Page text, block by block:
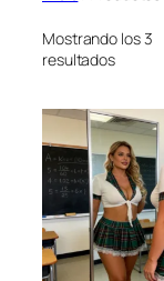
í
a
Mostrando los 3
resultados